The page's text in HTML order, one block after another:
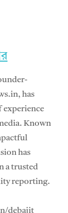
has
experience
Known
has
a trusted
reporting.
debajit